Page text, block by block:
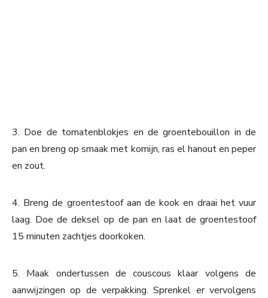
3. Doe de tomatenblokjes en de groentebouillon in de
pan en breng op smaak met komijn, ras el hanout en peper
en zout.
4. Breng de groentestoof aan de kook en draai het vuur
laag. Doe de deksel op de pan en laat de groentestoof
15 minuten zachtjes doorkoken.
5. Maak ondertussen de couscous klaar volgens de
aanwijzingen op de verpakking. Sprenkel er vervolgens